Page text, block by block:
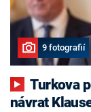
9 fotografií
Turkova pomsta, nekonfliktní Havlíček i
návrat